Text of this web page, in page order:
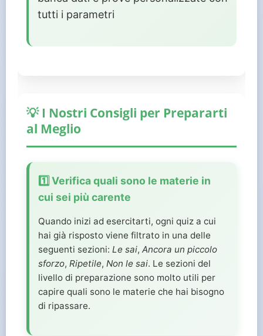
tutti i parametri
💡 I Nostri Consigli per Prepararti
al Meglio
1️⃣ Verifica quali sono le materie in
cui sei più carente
Quando inizi ad esercitarti, ogni quiz a cui
hai già risposto viene filtrato in una delle
seguenti sezioni: Le sai, Ancora un piccolo
sforzo, Ripetile, Non le sai. Le sezioni del
livello di preparazione sono molto utili per
capire quali sono le materie che hai bisogno
di ripassare.